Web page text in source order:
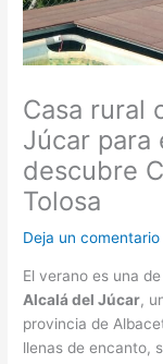
Casa rural
Júcar para
descubre
Tolosa
Deja un comentario
El verano es una
Alcalá del Júcar,
provincia de
llenas de encanto,